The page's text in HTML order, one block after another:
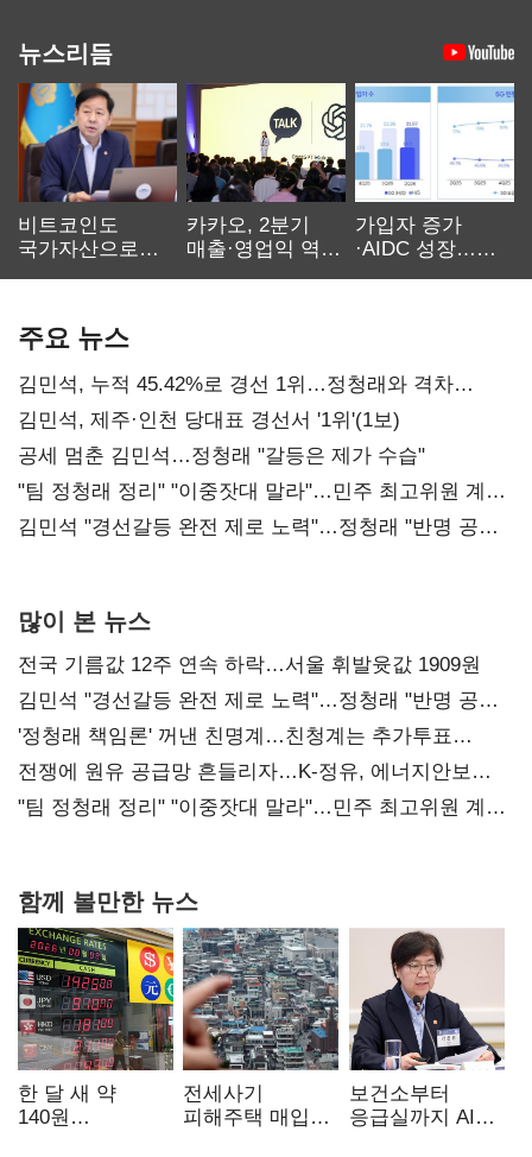
뉴스리듬
비트코인도
국가자산으로…'
카카오, 2분기
매출·영업익 역대
가입자 증가
·AIDC 성장…
주요 뉴스
김민석, 누적 45.42%로 경선 1위…정청래와 격차
0.86%p(2보)
김민석, 제주·인천 당대표 경선서 '1위'(1보)
공세 멈춘 김민석…정청래 "갈등은 제가 수습"
"팀 정청래 정리" "이중잣대 말라"…민주 최고위원 계파
다툼 격화
김민석 "경선갈등 완전 제로 노력"…정청래 "반명 공세
많이 본 뉴스
전국 기름값 12주 연속 하락…서울 휘발윳값 1909원
김민석 "경선갈등 완전 제로 노력"…정청래 "반명 공세
사과부터"
'정청래 책임론' 꺼낸 친명계…친청계는 추가투표
때리기
전쟁에 원유 공급망 흔들리자…K-정유, 에너지안보
핵심으로 재부상
"팀 정청래 정리" "이중잣대 말라"…민주 최고위원 계파
함께 볼만한 뉴스
한 달 새 약
140원
전세사기
피해주택 매입
보건소부터
응급실까지 AI